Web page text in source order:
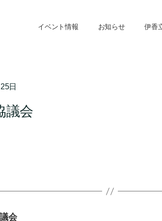
イベント情報 お知らせ 伊香
日
議会
会